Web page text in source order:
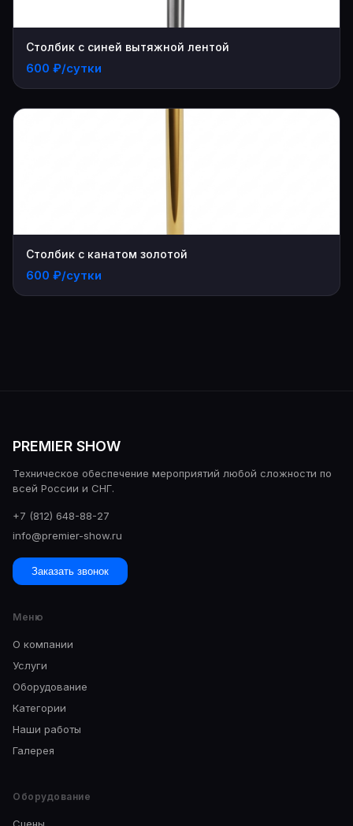
Столбик с синей вытяжной лентой
600 ₽/сутки
Столбик с канатом золотой
600 ₽/сутки
PREMIER SHOW
Техническое обеспечение мероприятий любой сложности по
всей России и СНГ.
+7 (812) 648-88-27
info@premier-show.ru
Заказать звонок
Меню
О компании
Услуги
Оборудование
Категории
Наши работы
Галерея
Оборудование